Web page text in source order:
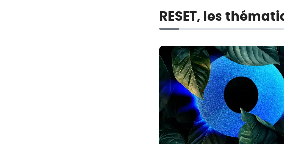
RESET, les